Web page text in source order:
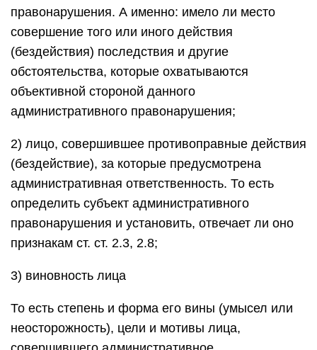
правонарушения. А именно: имело ли место
совершение того или иного действия
(бездействия) последствия и другие
обстоятельства, которые охватываются
объективной стороной данного
административного правонарушения;
2) лицо, совершившее противоправные действия
(бездействие), за которые предусмотрена
административная ответственность. То есть
определить субъект административного
правонарушения и установить, отвечает ли оно
признакам ст. ст. 2.3, 2.8;
3) виновность лица
То есть степень и форма его вины (умысел или
неосторожность), цели и мотивы лица,